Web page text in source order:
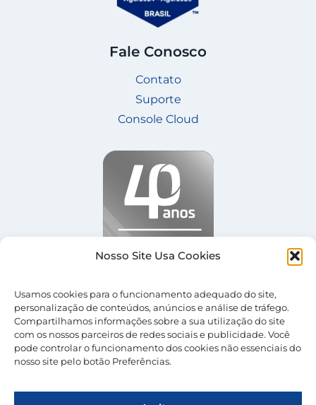
Nosso Site Usa Cookies
Usamos cookies para o funcionamento adequado do site,
personalização de conteúdos, anúncios e análise de tráfego.
Compartilhamos informações sobre a sua utilização do site
com os nossos parceiros de redes sociais e publicidade. Você
pode controlar o funcionamento dos cookies não essenciais do
nosso site pelo botão Preferências.
Fale Conosco
Contato
Suporte
Console Cloud
© 2026 Nevolus |Termos de Uso